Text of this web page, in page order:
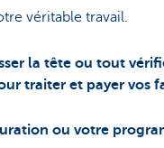
véritable travail.
la tête ou tout
traiter et payer vos
ou votre